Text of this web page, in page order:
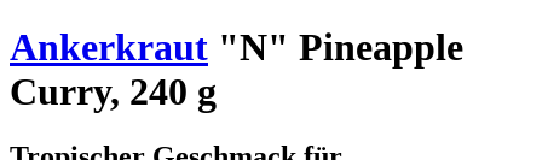
Ankerkraut "N" Pineapple
Curry, 240 g